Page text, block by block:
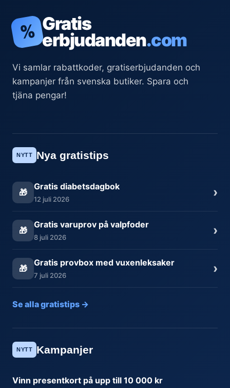
% Gratis
erbjudanden.com
Vi samlar rabattkoder, gratiserbjudanden och
kampanjer från svenska butiker. Spara och
tjäna pengar!
NYTT Nya gratistips
🎁
Gratis diabetsdagbok
12 juli 2026 ›
🎁
Gratis varuprov på valpfoder
8 juli 2026 ›
🎁
Gratis provbox med vuxenleksaker
7 juli 2026 ›
Se alla gratistips →
NYTT Kampanjer
Vinn presentkort på upp till 10 000 kr